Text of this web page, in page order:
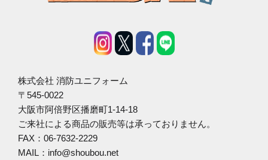
株式会社 消防ユニフォーム
〒545-0022
大阪市阿倍野区播磨町1-14-18
ご来社による商品の販売等は承っておりません。
FAX：06-7632-2229
MAIL：info@shoubou.net